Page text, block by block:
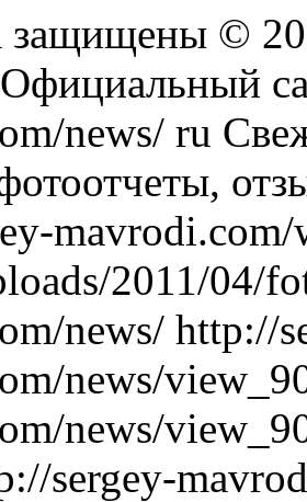
защищены ©
news/ ru
mavrodi.com/
2011/04/
news/ http://
news/
news/
sergey-